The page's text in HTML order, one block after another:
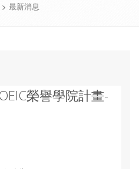
最新消息
榮譽學院計畫-